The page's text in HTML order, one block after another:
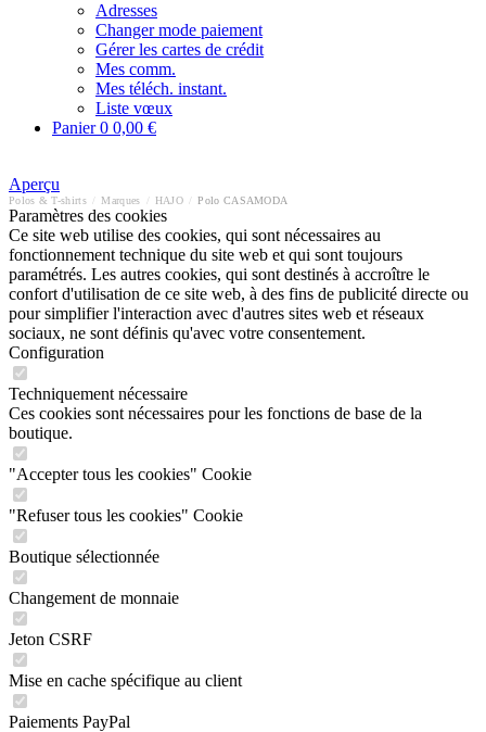
Adresses
Changer mode paiement
Gérer les cartes de crédit
Mes comm.
Mes téléch. instant.
Liste vœux
Panier0 0,00 €
Aperçu
Polos & T-shirts Marques HAJO Polo CASAMODA
Paramètres des cookies
Ce site web utilise des cookies, qui sont nécessaires au
fonctionnement technique du site web et qui sont toujours
paramétrés. Les autres cookies, qui sont destinés à accroître le
confort d'utilisation de ce site web, à des fins de publicité directe ou
pour simplifier l'interaction avec d'autres sites web et réseaux
sociaux, ne sont définis qu'avec votre consentement.
Configuration
Techniquement nécessaire
Ces cookies sont nécessaires pour les fonctions de base de la
boutique.
"Accepter tous les cookies" Cookie
"Refuser tous les cookies" Cookie
Boutique sélectionnée
Changement de monnaie
Jeton CSRF
Mise en cache spécifique au client
Paiements PayPal